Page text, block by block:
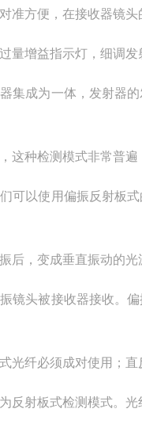
准方便，在接收器镜
量增益指示灯，细调发
集成为一体，发射器
这种检测模式非常普
可以使用偏振反射板
后，变成垂直振动的
镜头被接收器接收。
光纤必须成对使用；
反射板式检测模式。光